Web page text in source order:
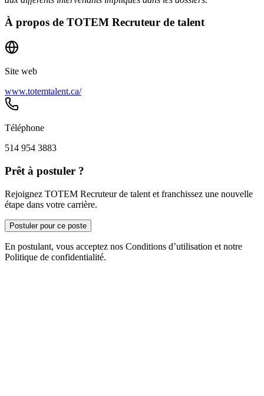
À propos de TOTEM Recruteur de talent
Site web
www.totemtalent.ca/
Téléphone
514 954 3883
Prêt à postuler ?
Rejoignez TOTEM Recruteur de talent et franchissez une nouvelle
étape dans votre carrière.
Postuler pour ce poste
En postulant, vous acceptez nos Conditions d’utilisation et notre
Politique de confidentialité.